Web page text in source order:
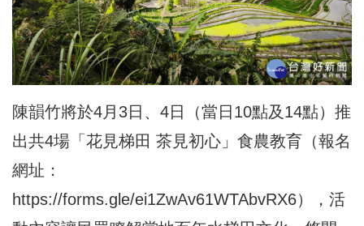
陳韻竹將於4月3日、4日（當日10點及14點）推
出共4場「花見梯田 茶見初心」食農教育（報名
網址：
https://forms.gle/ei1ZwAv61WTAbvRX6），活